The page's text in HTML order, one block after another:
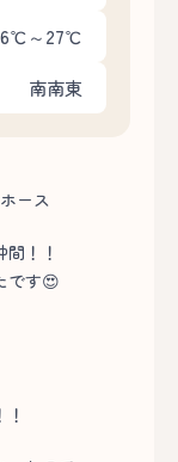
～27℃
南南東
ース
！！
です😍